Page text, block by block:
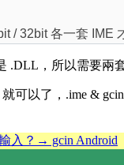
/ 32bit 各一套 IME
.DLL，所以需要兩
可以了，.ime &
入？→ gcin Android